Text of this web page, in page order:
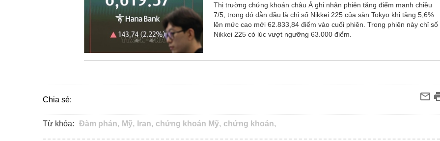
Thị trường chứng khoán châu Á ghi nhận phiên tăng điểm mạnh chiều
7/5, trong đó dẫn đầu là chỉ số Nikkei 225 của sàn Tokyo khi tăng 5,6%
lên mức cao mới 62.833,84 điểm vào cuối phiên. Trong phiên này chỉ số
Nikkei 225 có lúc vượt ngưỡng 63.000 điểm.
Chia sẻ:
Từ khóa: Đàm phán, Mỹ, Iran, chứng khoán Mỹ, chứng khoán,